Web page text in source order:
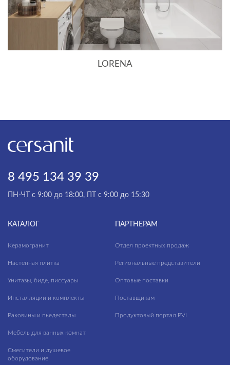
BRASKO BLACK
CAMEO
CITY
CLASSIC RIBBLE
COLOUR
LORENA
8 495 134 39 39
ПН-ЧТ с 9:00 до 18:00, ПТ с 9:00 до 15:30
КАТАЛОГ
Керамогранит
Настенная плитка
Унитазы, биде, писсуары
Инсталляции и комплекты
Раковины и пьедесталы
Мебель для ванных комнат
Смесители и душевое
оборудование
ПАРТНЕРАМ
Отдел проектных продаж
Региональные представители
Оптовые поставки
Поставщикам
Продуктовый портал PVI